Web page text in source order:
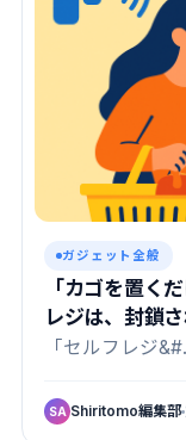
ガジェット全般
「カゴを置く
レジは、封鎖
「セルフレジ
SA Shiritomo編集部